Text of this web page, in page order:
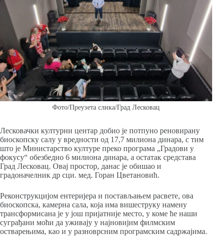
Фото/Преузета слика/Град Лесковац
Лесковачки културни центар добио је потпуно реновирану
биоскопску салу у вредности од 17,7 милиона динара, с тим
што је Министарство културе преко програма „Градови у
фокусу“ обезбедио 6 милиона динара, а остатак средстава
Град Лесковац. Овај простор, данас је обишао и
градоначелник др сци. мед. Горан Цветановић.
Реконструкцијом ентеријера и постављањем расвете, ова
биоскопска, камерна сала, која има вишеструку намену
трансформисана је у још пријатније место, у коме ће наши
суграђани моћи да уживају у најновијим филмским
остварењима, као и у разноврсним програмским садржајима.